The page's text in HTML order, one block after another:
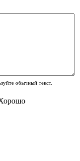
обычный текст.